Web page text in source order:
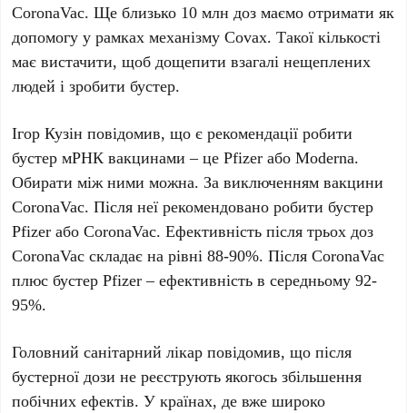
CoronaVac. Ще близько 10 млн доз маємо отримати як
допомогу у рамках механізму Covax. Такої кількості
має вистачити, щоб дощепити взагалі нещеплених
людей і зробити бустер.
Ігор Кузін повідомив, що є рекомендації робити
бустер мРНК вакцинами – це Pfizer або Moderna.
Обирати між ними можна. За виключенням вакцини
CoronaVac. Після неї рекомендовано робити бустер
Pfizer або CoronaVac. Ефективність після трьох доз
CoronaVac складає на рівні 88-90%. Після CoronaVac
плюс бустер Pfizer – ефективність в середньому 92-
95%.
Головний санітарний лікар повідомив, що після
бустерної дози не реєструють якогось збільшення
побічних ефектів. У країнах, де вже широко